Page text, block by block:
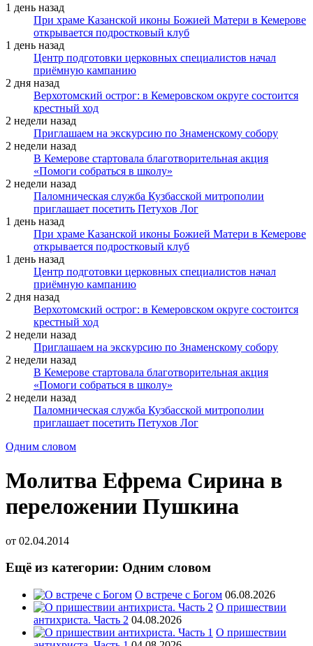
1 день назад
При храме Казанской иконы Божией Матери в Кемерове
открывается подростковый клуб
1 день назад
Центр подготовки церковных специалистов начал
приёмную кампанию
2 дня назад
Верхотомский острог: в Кемеровском округе состоится
крестный ход
2 недели назад
Приглашаем на экскурсию по Знаменскому собору
2 недели назад
В Кемерове стартовала благотворительная акция
«Помоги собраться в школу»
2 недели назад
Паломническая служба Кузбасской митрополии
приглашает посетить Петухов Лог
1 день назад
При храме Казанской иконы Божией Матери в Кемерове
открывается подростковый клуб
1 день назад
Центр подготовки церковных специалистов начал
приёмную кампанию
2 дня назад
Верхотомский острог: в Кемеровском округе состоится
крестный ход
2 недели назад
Приглашаем на экскурсию по Знаменскому собору
2 недели назад
В Кемерове стартовала благотворительная акция
«Помоги собраться в школу»
2 недели назад
Паломническая служба Кузбасской митрополии
приглашает посетить Петухов Лог
Одним словом
Молитва Ефрема Сирина в
переложении Пушкина
от 02.04.2014
Ещё из категории: Одним словом
О встрече с Богом 06.08.2026
О пришествии
антихриста. Часть 2 04.08.2026
О пришествии